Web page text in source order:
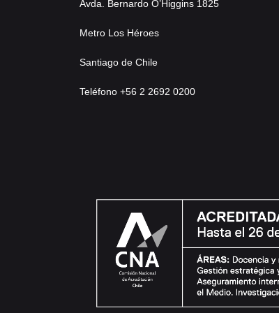
Avda. Bernardo O’Higgins 1825
Metro Los Héroes
Santiago de Chile
Teléfono +56 2 2692 0200